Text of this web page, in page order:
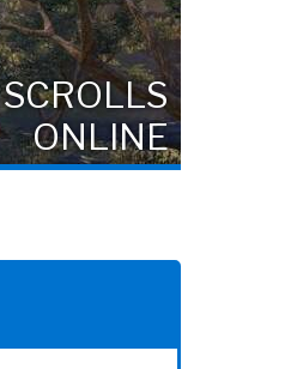
ONLINE